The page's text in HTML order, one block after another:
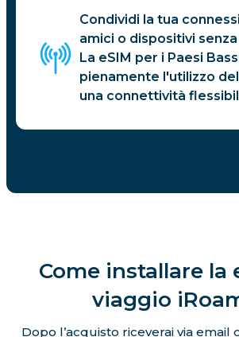
Condividi la tua
amici o dispositivi
La eSIM per i Paesi
pienamente l'utilizzo
una connettività
Come installare la
viaggio
Dopo l’acquisto riceverai via email